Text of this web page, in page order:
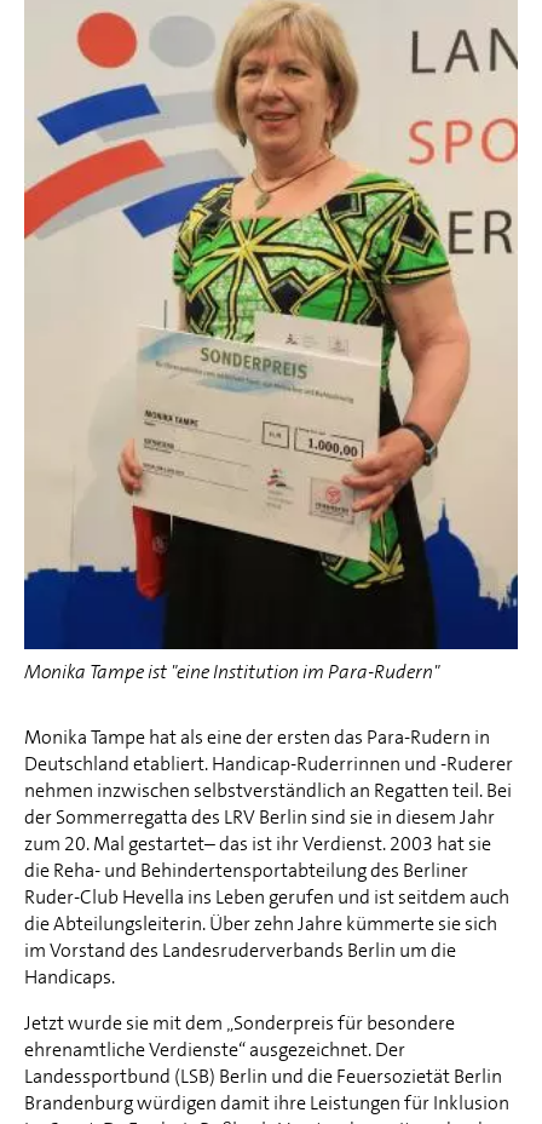
Monika Tampe ist "eine Institution im Para-Rudern"
Monika Tampe hat als eine der ersten das Para-Rudern in
Deutschland etabliert. Handicap-Ruderrinnen und -Ruderer
nehmen inzwischen selbstverständlich an Regatten teil. Bei
der Sommerregatta des LRV Berlin sind sie in diesem Jahr
zum 20. Mal gestartet– das ist ihr Verdienst. 2003 hat sie
die Reha- und Behindertensportabteilung des Berliner
Ruder-Club Hevella ins Leben gerufen und ist seitdem auch
die Abteilungsleiterin. Über zehn Jahre kümmerte sie sich
im Vorstand des Landesruderverbands Berlin um die
Handicaps.
Jetzt wurde sie mit dem „Sonderpreis für besondere
ehrenamtliche Verdienste“ ausgezeichnet. Der
Landessportbund (LSB) Berlin und die Feuersozietät Berlin
Brandenburg würdigen damit ihre Leistungen für Inklusion